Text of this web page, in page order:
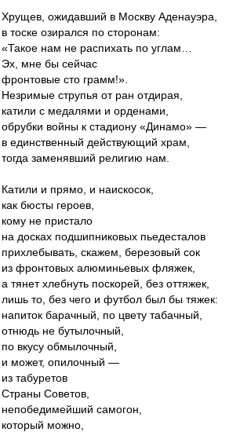
Хрущев, ожидавший в Москву Аденауэра,
в тоске озирался по сторонам:
«Такое нам не распихать по углам…
Эх, мне бы сейчас
фронтовые сто грамм!».
Незримые струпья от ран отдирая,
катили с медалями и орденами,
обрубки войны к стадиону «Динамо» —
в единственный действующий храм,
тогда заменявший религию нам.
Катили и прямо, и наискосок,
как бюсты героев,
кому не пристало
на досках подшипниковых пьедесталов
прихлебывать, скажем, березовый сок
из фронтовых алюминьевых фляжек,
а тянет хлебнуть поскорей, без оттяжек,
лишь то, без чего и футбол был бы тяжек:
напиток барачный, по цвету табачный,
отнюдь не бутылочный,
по вкусу обмылочный,
и может, опилочный —
из табуретов
Страны Советов,
непобедимейший самогон,
который можно,